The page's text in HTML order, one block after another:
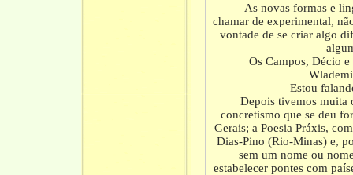
As novas formas e
chamar de experimental,
vontade de se criar algo
Os Campos, Décio e
Estou falando
Depois tivemos muita
concretismo que se deu
Gerais; a Poesia Práxis,
Dias-Pino (Rio-Minas) e,
sem um nome ou
estabelecer pontes com